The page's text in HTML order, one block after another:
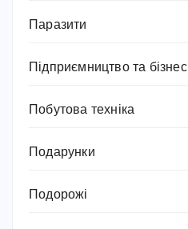
Паразити
Підприємництво та бізнес
Побутова техніка
Подарунки
Подорожі